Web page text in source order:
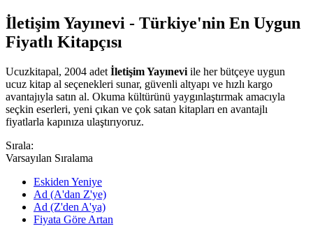
İletişim Yayınevi - Türkiye'nin En Uygun
Fiyatlı Kitapçısı
Ucuzkitapal, 2004 adet İletişim Yayınevi ile her bütçeye uygun
ucuz kitap al seçenekleri sunar, güvenli altyapı ve hızlı kargo
avantajıyla satın al. Okuma kültürünü yaygınlaştırmak amacıyla
seçkin eserleri, yeni çıkan ve çok satan kitapları en avantajlı
fiyatlarla kapınıza ulaştırıyoruz.
Sırala:
Varsayılan Sıralama
Eskiden Yeniye
Ad (A'dan Z'ye)
Ad (Z'den A'ya)
Fiyata Göre Artan